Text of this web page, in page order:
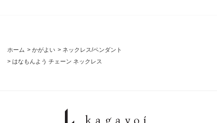
ホーム > かがよい > ネックレス/ペンダント
> はなもんよう チェーン ネックレス